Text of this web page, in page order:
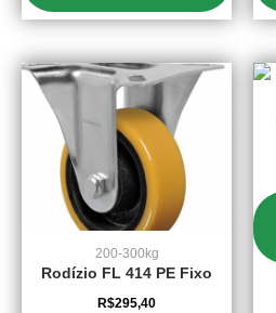
200-300kg
Rodízio FL 414 PE Fixo
R$295,40